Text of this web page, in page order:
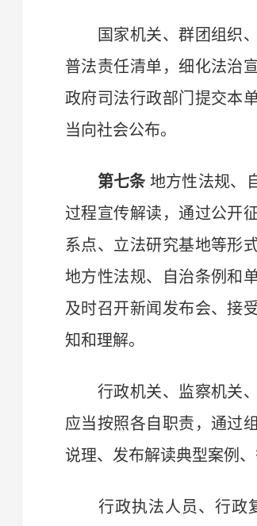
国家机关、群团组织、
普法责任清单，细化法治
政府司法行政部门提交本
当向社会公布。
第七条 地方性法规、
过程宣传解读，通过公开
系点、立法研究基地等形
地方性法规、自治条例和
及时召开新闻发布会、接
知和理解。
行政机关、监察机关、
应当按照各自职责，通过
说理、发布解读典型案例
行政执法人员、行政复